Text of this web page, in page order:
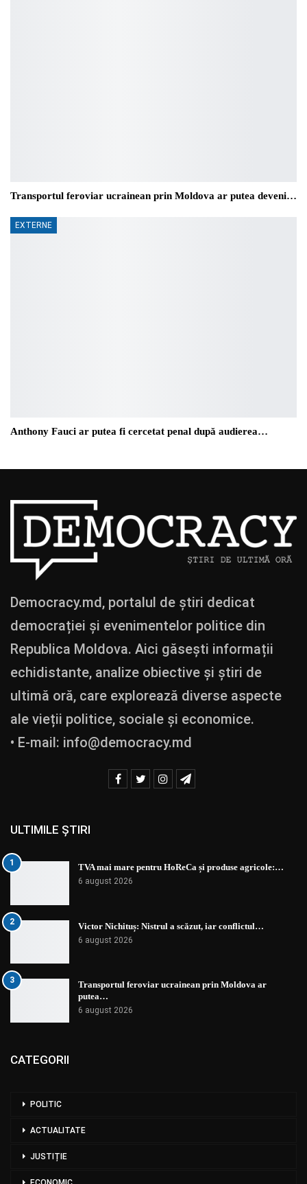
Transportul feroviar ucrainean prin Moldova ar putea deveni…
EXTERNE
Anthony Fauci ar putea fi cercetat penal după audierea…
Democracy.md, portalul de știri dedicat
democrației și evenimentelor politice din
Republica Moldova. Aici găsești informații
echidistante, analize obiective și știri de
ultimă oră, care explorează diverse aspecte
ale vieții politice, sociale și economice.
• E-mail: info@democracy.md
ULTIMILE ȘTIRI
1 TVA mai mare pentru HoReCa și produse agricole:…
6 august 2026
2 Victor Nichituș: Nistrul a scăzut, iar conflictul…
6 august 2026
3
Transportul feroviar ucrainean prin Moldova ar
putea…
6 august 2026
CATEGORII
POLITIC
ACTUALITATE
JUSTIȚIE